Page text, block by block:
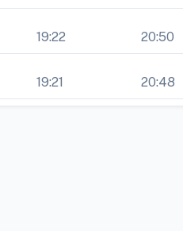
19:22 20:50
19:21 20:48